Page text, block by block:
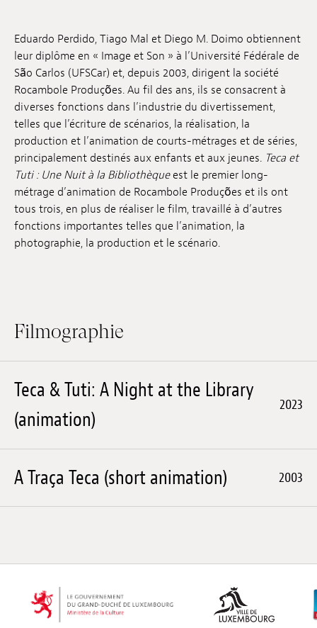
Soumissions
Archives
Publications
Eduardo Perdido, Tiago Mal et Diego M. Doimo obtiennent
leur diplôme en « Image et Son » à l’Université Fédérale de
São Carlos (UFSCar) et, depuis 2003, dirigent la société
Rocambole Produções. Au fil des ans, ils se consacrent à
diverses fonctions dans l’industrie du divertissement,
telles que l’écriture de scénarios, la réalisation, la
production et l’animation de courts-métrages et de séries,
principalement destinés aux enfants et aux jeunes. Teca et
Tuti : Une Nuit à la Bibliothèqueest le premier long-
métrage d’animation de Rocambole Produções et ils ont
tous trois, en plus de réaliser le film, travaillé à d’autres
fonctions importantes telles que l’animation, la
photographie, la production et le scénario.
Filmographie
Teca & Tuti: A Night at the Library
(animation)
2023
A Traça Teca (short animation) 2003